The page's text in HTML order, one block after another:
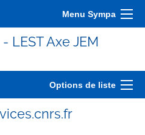
Menu Sympa
LEST Axe JEM
Options de liste